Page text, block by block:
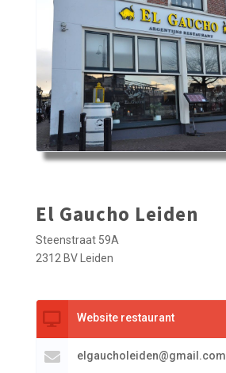
El Gaucho Leiden
Steenstraat 59A
2312 BV Leiden
Website restaurant
elgaucholeiden@gmail.com